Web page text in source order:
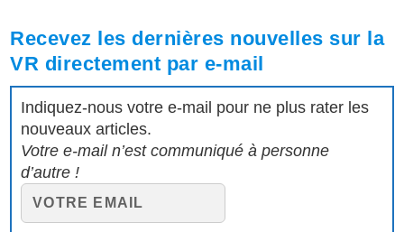
Recevez les dernières nouvelles sur la
VR directement par e-mail
Indiquez-nous votre e-mail pour ne plus rater les
nouveaux articles.
Votre e-mail n’est communiqué à personne
d’autre !